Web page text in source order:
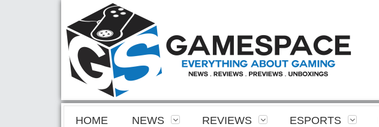
HOME NEWS REVIEWS ESPORTS